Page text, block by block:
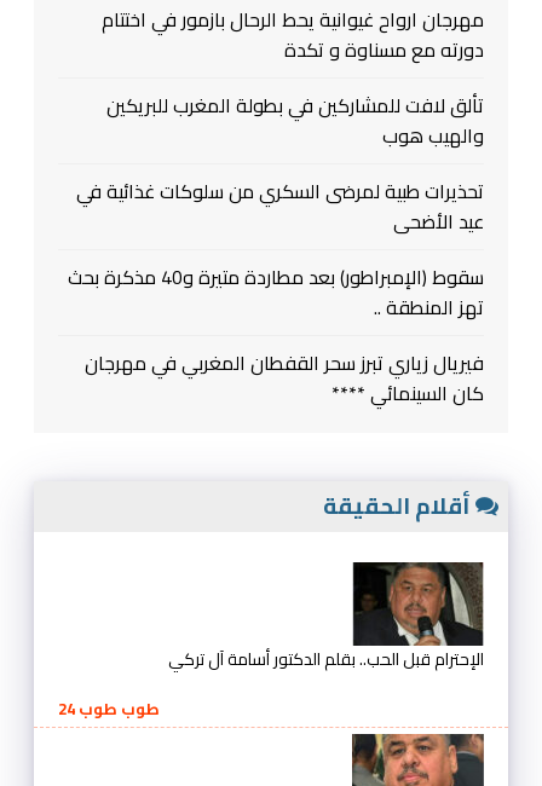
مهرجان ارواح غيوانية يحط الرحال بازمور في اختتام
دورته مع مسناوة و تكدة
تألق لافت للمشاركين في بطولة المغرب للبريكين
والهيب هوب
تحذيرات طبية لمرضى السكري من سلوكات غذائية في
عيد الأضحى
سقوط (الإمبراطور) بعد مطاردة متيرة و40 مذكرة بحث
تهز المنطقة ..
فيريال زياري تبرز سحر القفطان المغربي في مهرجان
كان السينمائي ****
أقلام الحقيقة
الإحترام قبل الحب.. بقلم الدكتور أسامة آل تركي
طوب طوب 24